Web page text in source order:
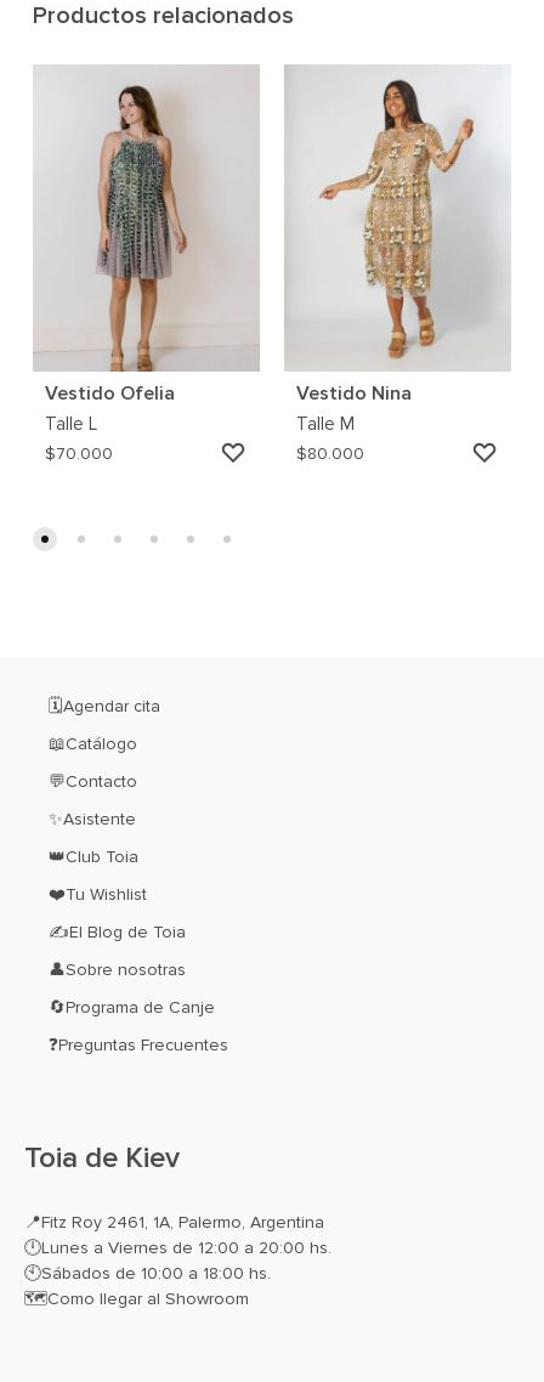
Productos relacionados
Vestido Ofelia
Talle L
$70.000
AGREGAR
Vestido Nina
Talle M
$80.000
🗓️Agendar cita
📖Catálogo
💬Contacto
✨Asistente
👑Club Toia
❤️Tu Wishlist
✍El Blog de Toia
👤Sobre nosotras
🔄Programa de Canje
❓Preguntas Frecuentes
Toia de Kiev
📍Fitz Roy 2461, 1A, Palermo, Argentina
🕛Lunes a Viernes de 12:00 a 20:00 hs.
🕙Sábados de 10:00 a 18:00 hs.
🗺️Como llegar al Showroom